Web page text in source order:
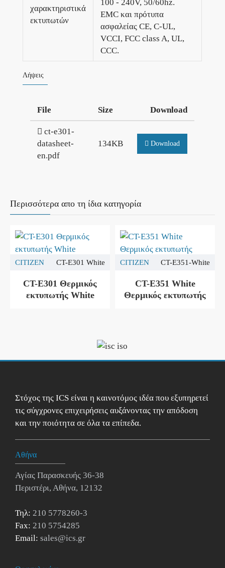
χαρακτηριστικά
εκτυπωτών
100 - 240V, 50/60hz.
EMC και πρότυπα
ασφαλείας CE, C-UL,
VCCI, FCC class A, UL,
CCC.
Λήψεις
File Size Download
ct-e301-
datasheet-
en.pdf
134KB Download
Περισσότερα απο τη ίδια κατηγορία
CITIZEN CT-E301 White
CT-E301 Θερμικός
εκτυπωτής White
CITIZEN CT-E351-White
CT-E351 White
Θερμικός εκτυπωτής
Στόχος της ICS είναι η καινοτόμος ιδέα που εξυπηρετεί
τις σύγχρονες επιχειρήσεις αυξάνοντας την απόδοση
και την ποιότητα σε όλα τα επίπεδα.
Αθήνα
Αγίας Παρασκευής 36-38
Περιστέρι, Αθήνα, 12132
Τηλ: 210 5778260-3
Fax: 210 5754285
Email: sales@ics.gr